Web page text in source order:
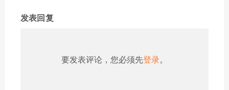
发表回复
要发表评论，您必须先登录。